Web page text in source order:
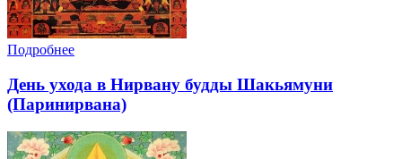
Подробнее
День ухода в Нирвану будды Шакьямуни
(Паринирвана)